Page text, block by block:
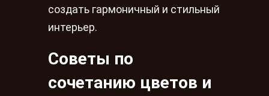
создать гармоничный и стильный
интерьер.
Советы по
сочетанию цветов и